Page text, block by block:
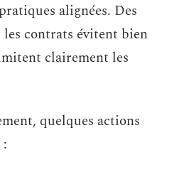
alignées. Des
contrats évitent bien
clairement les
quelques actions